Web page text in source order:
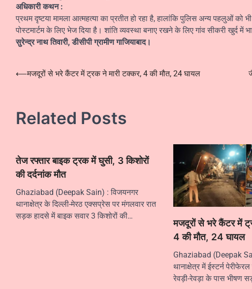
अधिकारी कथन :
प्रथम दृष्टया मामला आत्महत्या का प्रतीत हो रहा है, हालांकि पुलिस अन्य पहलुओं
पोस्टमार्टम के लिए भेज दिया है। शांति व्यवस्था बनाए रखने के लिए गांव सीकरी खुर्द में
सुरेन्द्र नाथ तिवारी, डीसीपी ग्रामीण गाजियाबाद।
Post
⟵मजदूरों से भरे कैंटर में ट्रक ने मारी टक्कर, 4 की मौत, 24 घायल
Related Posts
तेज रफ्तार बाइक ट्रक में घुसी, 3 किशोरों
की दर्दनांक मौत
Ghaziabad (Deepak Sain) : विजयनगर
थानाक्षेत्र के दिल्ली-मेरठ एक्सप्रेस पर मंगलवार रात
सड़क हादसे में बाइक सवार 3 किशोरों की…
मजदूरों से भरे कैंटर में
4 की मौत, 24 घायल
Ghaziabad (Deepak
थानाक्षेत्र में ईस्टर्न
रेवड़ी-रेवड़ा के पास भीषण